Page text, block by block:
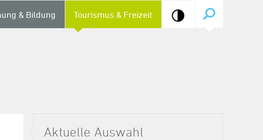
& Bildung Tourismus & Freizeit
Aktuelle Auswahl